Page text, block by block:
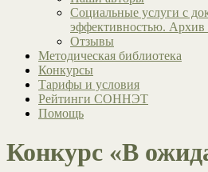
Социальные услуги с
эффективностью. Архив
Отзывы
Методическая библиотека
Конкурсы
Тарифы и условия
Рейтинги СОННЭТ
Помощь
Конкурс «В